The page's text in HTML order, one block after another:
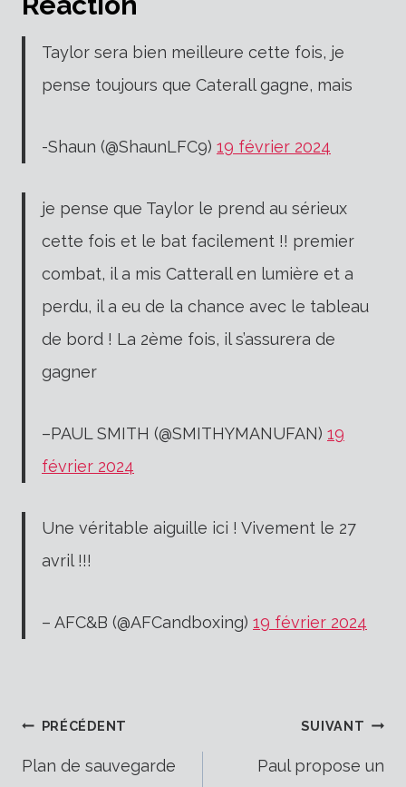
Taylor sera bien meilleure cette fois, je
pense toujours que Caterall gagne, mais
-Shaun (@ShaunLFC9) 19 février 2024
je pense que Taylor le prend au sérieux
cette fois et le bat facilement !! premier
combat, il a mis Catterall en lumière et a
perdu, il a eu de la chance avec le tableau
de bord ! La 2ème fois, il s’assurera de
gagner
–PAUL SMITH (@SMITHYMANUFAN) 19
février 2024
Une véritable aiguille ici ! Vivement le 27
avril !!!
– AFC&B (@AFCandboxing) 19 février 2024
Navigation
PRÉCÉDENT
Plan de sauvegarde
SUIVANT
Paul propose un